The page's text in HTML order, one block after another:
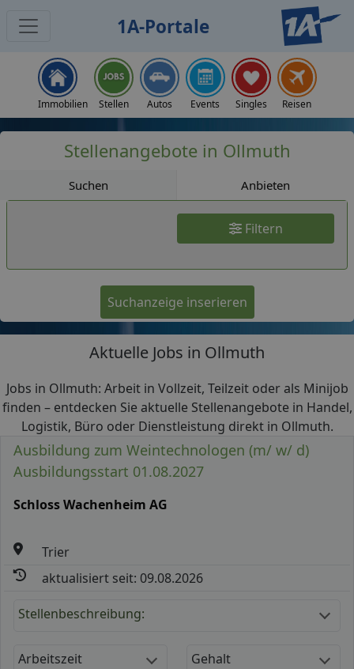
1A-Portale
Immobilien Stellen Autos Events Singles Reisen
Stellenangebote in Ollmuth
Suchen Anbieten
Filtern
Suchanzeige inserieren
Aktuelle Jobs in Ollmuth
Jobs in Ollmuth: Arbeit in Vollzeit, Teilzeit oder als Minijob
finden – entdecken Sie aktuelle Stellenangebote in Handel,
Logistik, Büro oder Dienstleistung direkt in Ollmuth.
Ausbildung zum Weintechnologen (m/ w/ d)
Ausbildungsstart 01.08.2027
Schloss Wachenheim AG
Trier
aktualisiert seit: 09.08.2026
Stellenbeschreibung:
Arbeitszeit Gehalt